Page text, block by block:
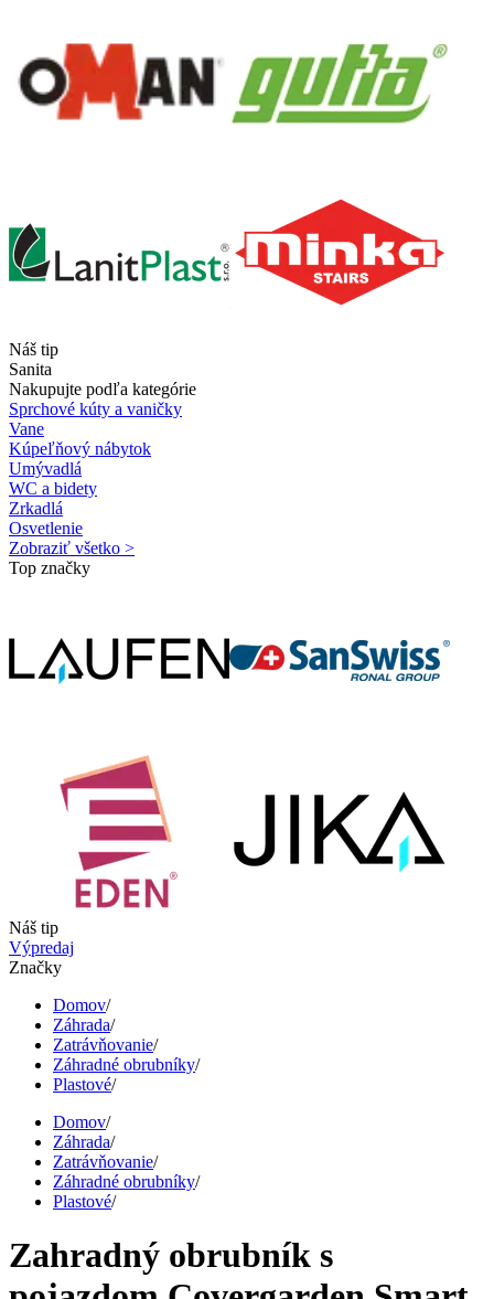
Náš tip
Sanita
Nakupujte podľa kategórie
Sprchové kúty a vaničky
Vane
Kúpeľňový nábytok
Umývadlá
WC a bidety
Zrkadlá
Osvetlenie
Zobraziť všetko >
Top značky
Náš tip
Výpredaj
Značky
Domov/
Záhrada/
Zatrávňovanie/
Záhradné obrubníky/
Plastové/
Domov/
Záhrada/
Zatrávňovanie/
Záhradné obrubníky/
Plastové/
Zahradný obrubník s